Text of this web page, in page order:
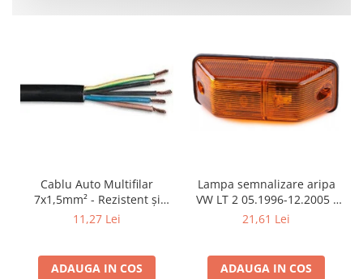
Cablu Auto Multifilar
7x1,5mm² - Rezistent și
Flexibil pentru Remorci 12V-
11,27 Lei
ADAUGA IN COS
Lampa semnalizare aripa
VW LT 2 05.1996-12.2005 ;
Mercedes Sprinter 1995-
Neoplan Euroliner,
Starliner,Centroliner,
21,61 Lei
ADAUGA IN COS